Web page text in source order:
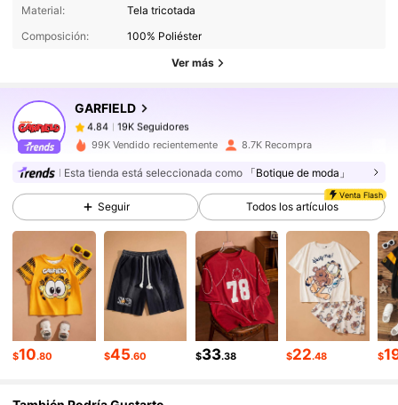
Material:
Tela tricotada
Composición:
100% Poliéster
Ver más
GARFIELD
19K Seguidores
4.84 19K Seguidores
19K Seguidores
4.84 19K Seguidores
19K Seguidores
4.84 19K Seguidores
4.84 19K Seguidores
99K Vendido recientemente 8.7K Recompra
Esta tienda está seleccionada como 「Botique de moda」
Seguir
Venta Flash
Todos los artículos
$10.80 $45.60 $33.38 $22.48 $